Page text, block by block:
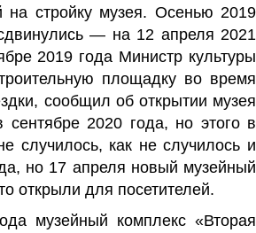
на стройку музея. Осенью 2019
— на 12 апреля 2021
2019 года Министр культуры
площадку во время
сообщил об открытии музея
сентябре 2020 года, но этого в
случилось, как не случилось и
но 17 апреля новый музейный
открыли для посетителей.
музейный комплекс «Вторая